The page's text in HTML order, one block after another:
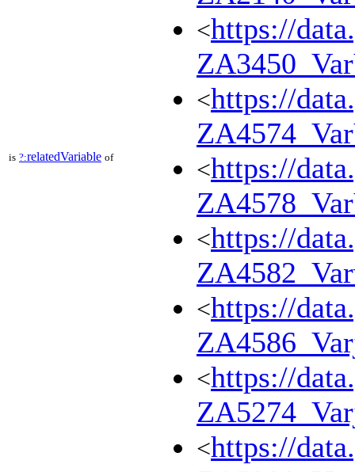
is ?:relatedVariable of
<https://
<https://
<https://
<https://
<https://
<https://
<https://